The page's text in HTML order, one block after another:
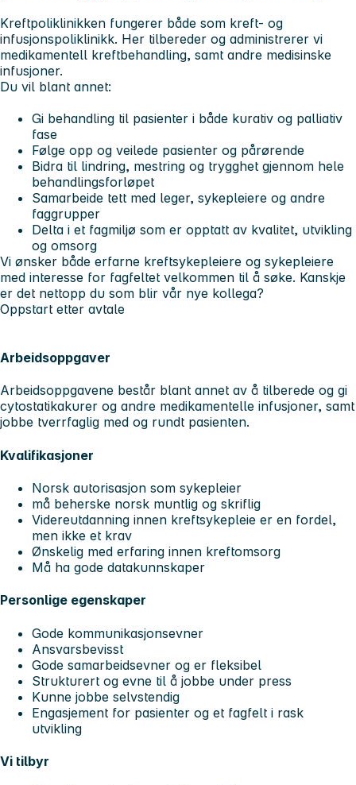
Kreftpoliklinikken fungerer både som kreft- og
infusjonspoliklinikk. Her tilbereder og administrerer vi
medikamentell kreftbehandling, samt andre medisinske
infusjoner.
Du vil blant annet:
Gi behandling til pasienter i både kurativ og palliativ
fase
Følge opp og veilede pasienter og pårørende
Bidra til lindring, mestring og trygghet gjennom hele
behandlingsforløpet
Samarbeide tett med leger, sykepleiere og andre
faggrupper
Delta i et fagmiljø som er opptatt av kvalitet, utvikling
og omsorg
Vi ønsker både erfarne kreftsykepleiere og sykepleiere
med interesse for fagfeltet velkommen til å søke. Kanskje
er det nettopp du som blir vår nye kollega?
Oppstart etter avtale
Arbeidsoppgaver
Arbeidsoppgavene består blant annet av å tilberede og gi
cytostatikakurer og andre medikamentelle infusjoner, samt
jobbe tverrfaglig med og rundt pasienten.
Kvalifikasjoner
Norsk autorisasjon som sykepleier
må beherske norsk muntlig og skriflig
Videreutdanning innen kreftsykepleie er en fordel,
men ikke et krav
Ønskelig med erfaring innen kreftomsorg
Må ha gode datakunnskaper
Personlige egenskaper
Gode kommunikasjonsevner
Ansvarsbevisst
Gode samarbeidsevner og er fleksibel
Strukturert og evne til å jobbe under press
Kunne jobbe selvstendig
Engasjement for pasienter og et fagfelt i rask
utvikling
Vi tilbyr